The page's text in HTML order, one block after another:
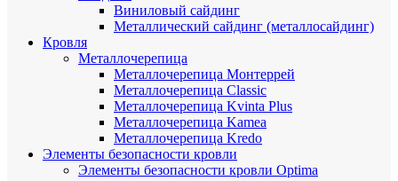
Виниловый сайдинг
Металлический сайдинг (металлосайдинг)
Кровля
Металлочерепица
Металлочерепица Монтеррей
Металлочерепица Classic
Металлочерепица Kvinta Plus
Металлочерепица Kamea
Металлочерепица Kredo
Элементы безопасности кровли
Элементы безопасности кровли Optima